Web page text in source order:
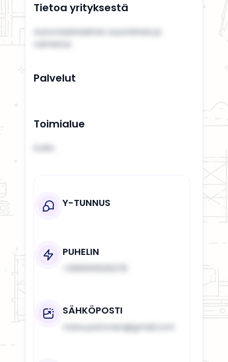
Tietoa yrityksestä
Automaatiolaitten suunnittelu ja
valmistus
Palvelut
Toimialue
Y-TUNNUS
PUHELIN
SÄHKÖPOSTI
manu.puttonen@gmail.com